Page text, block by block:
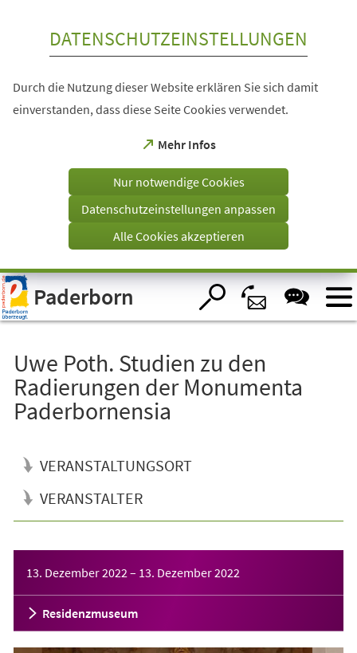
Visuelle
Assistenzsoftware
öffnen.
DATENSCHUTZEINSTELLUNGEN
Durch die Nutzung dieser Website erklären Sie sich damit
einverstanden, dass diese Seite Cookies verwendet.
Mehr Infos
(Öffnet
einem
Tab)
Nur notwendige Cookies
Datenschutzeinstellungen anpassen
Alle Cookies akzeptieren
Paderborn
Uwe Poth. Studien zu den
Radierungen der Monumenta
Paderbornensia
VERANSTALTUNGSORT
VERANSTALTER
13. Dezember 2022 – 13. Dezember 2022
Residenzmuseum